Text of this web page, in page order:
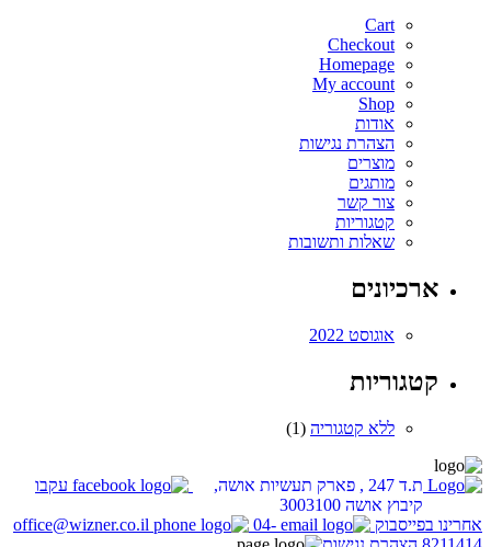
Cart
Checkout
Homepage
My account
Shop
אודות
הצהרת נגישות
מוצרים
מותגים
צור קשר
קטגוריות
שאלות ותשובות
ארכיונים
אוגוסט 2022
קטגוריות
ללא קטגוריה (1)
ת.ד 247 , פארק תעשיות אושה,
קיבוץ אושה 3003100
עקבו
אחרינו בפייסבוק office@wizner.co.il
04-